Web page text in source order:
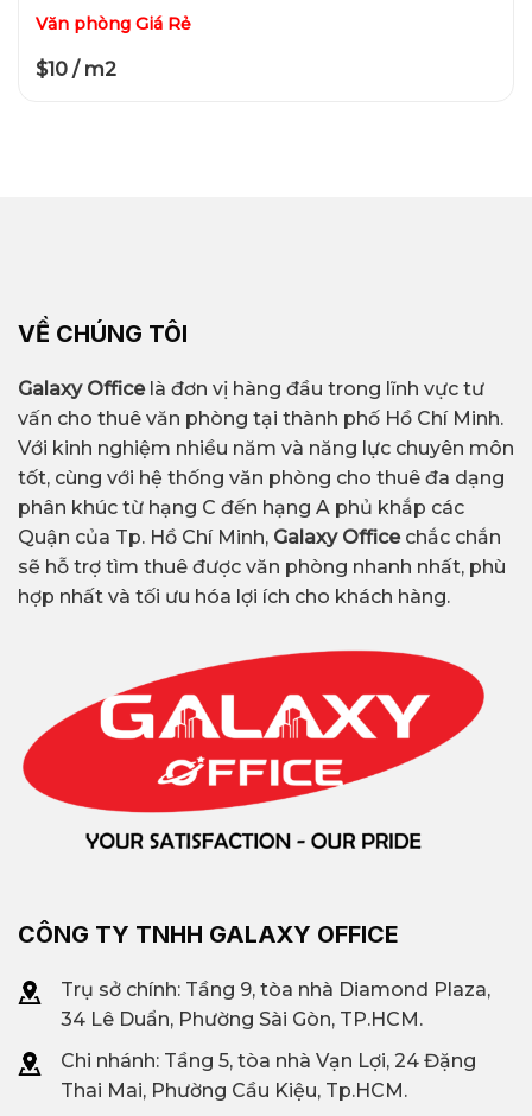
Văn phòng Giá Rẻ
$10 / m2
VỀ CHÚNG TÔI
Galaxy Officelà đơn vị hàng đầu trong lĩnh vực tư
vấn cho thuê văn phòng tại thành phố Hồ Chí Minh.
Với kinh nghiệm nhiều năm và năng lực chuyên môn
tốt, cùng với hệ thống văn phòng cho thuê đa dạng
phân khúc từ hạng C đến hạng A phủ khắp các
Quận của Tp. Hồ Chí Minh, Galaxy Office chắc chắn
sẽ hỗ trợ tìm thuê được văn phòng nhanh nhất, phù
hợp nhất và tối ưu hóa lợi ích cho khách hàng.
CÔNG TY TNHH GALAXY OFFICE
Trụ sở chính: Tầng 9, tòa nhà Diamond Plaza,
34 Lê Duẩn, Phường Sài Gòn, TP.HCM.
Chi nhánh: Tầng 5, tòa nhà Vạn Lợi, 24 Đặng
Thai Mai, Phường Cầu Kiệu, Tp.HCM.